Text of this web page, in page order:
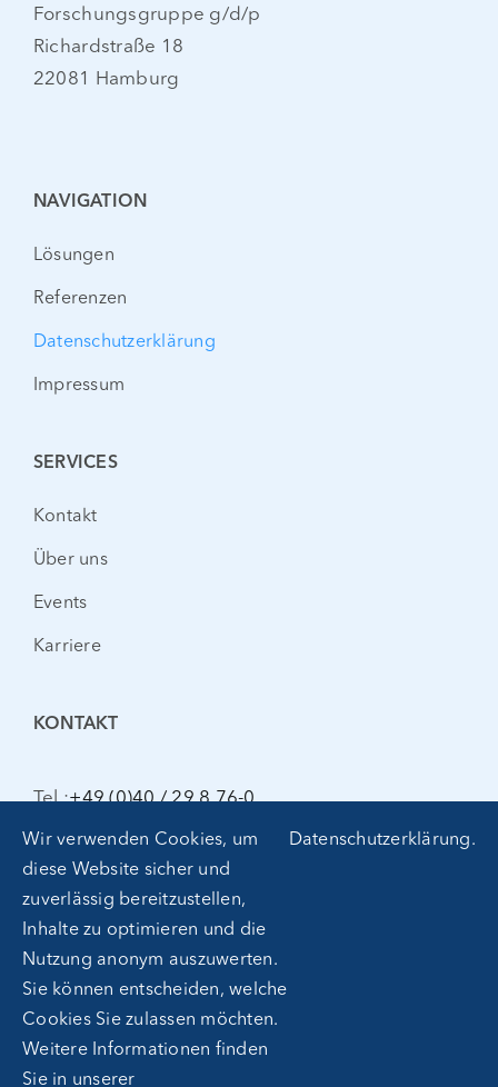
Forschungsgruppe g/d/p
Richardstraße 18
22081 Hamburg
NAVIGATION
Lösungen
Referenzen
Datenschutzerklärung
Impressum
SERVICES
Kontakt
Über uns
Events
Karriere
KONTAKT
Tel.:+49 (0)40 / 29 8 76-0
kontakt@gdp-group.com
Wir verwenden Cookies, um
diese Website sicher und
zuverlässig bereitzustellen,
Inhalte zu optimieren und die
Nutzung anonym auszuwerten.
Sie können entscheiden, welche
Cookies Sie zulassen möchten.
Weitere Informationen finden
Sie in unserer
Datenschutzerklärung.